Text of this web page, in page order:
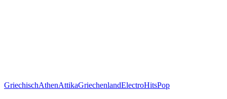
GriechischAthenAttikaGriechenlandElectroHitsPop